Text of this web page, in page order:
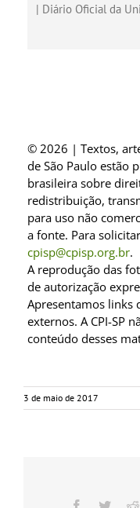
| Diário Oficial da
© 2026 | Textos,
de São Paulo estão
brasileira sobre
redistribuição,
para uso não
a fonte. Para
cpisp@cpisp.org.br.
A reprodução das
de autorização
Apresentamos links
externos. A CPI-SP
conteúdo desses
3 de maio de 2017
Facebook
Twitter